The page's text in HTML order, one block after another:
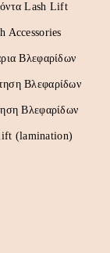
Lash Lift
Accessories
Βλεφαρίδων
Βλεφαρίδων
Βλεφαρίδων
(lamination)